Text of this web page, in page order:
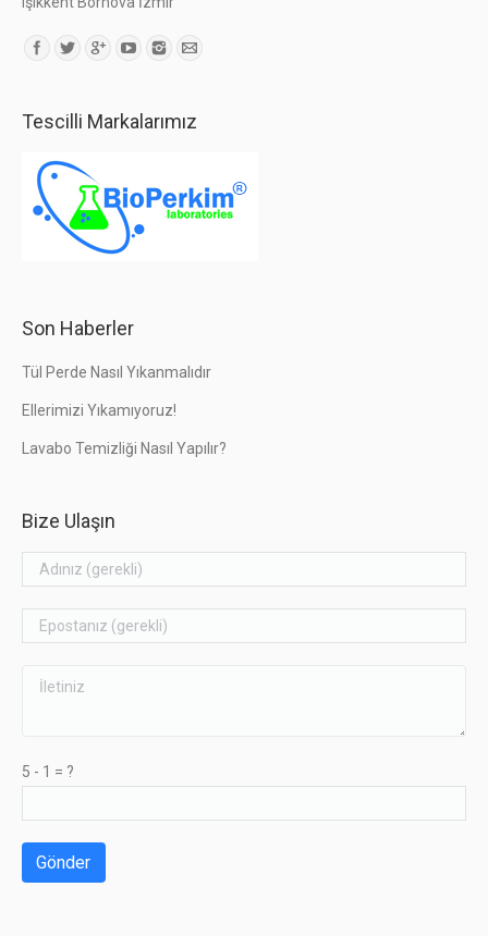
Find us on:
Tescilli Markalarımız
Son Haberler
Tül Perde Nasıl Yıkanmalıdır
Ellerimizi Yıkamıyoruz!
Lavabo Temizliği Nasıl Yapılır?
Bize Ulaşın
5 - 1 = ?